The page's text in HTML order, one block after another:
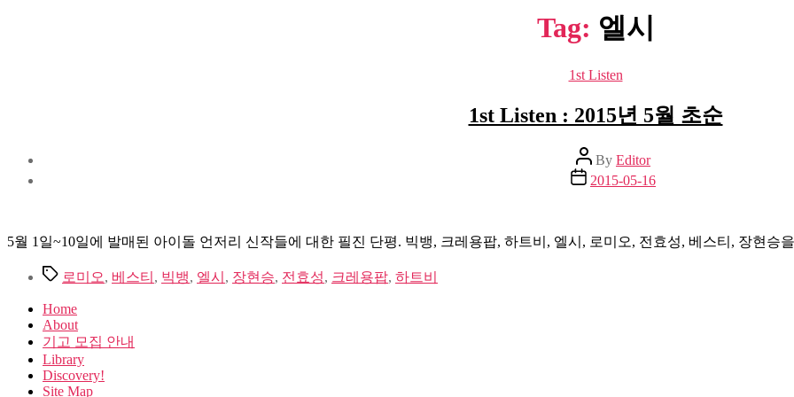
Tag: 엘시
Categories
1st Listen
1st Listen : 2015년 5월 초순
Post
author
By Editor
Post
date
2015-05-16
5월 1일~10일에 발매된 아이돌 언저리 신작들에 대한 필진 단평. 빅뱅, 크레용팝, 하트비, 엘시, 로미오, 전효성, 베스티, 장현승
Tags로미오, 베스티 , 빅뱅, 엘시 , 장현승, 전효성, 크레용팝, 하트비
Home
About
기고 모집 안내
Library
Discovery!
Site Map